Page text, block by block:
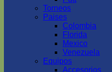
Torneos
Paises
Colombia
Florida
Mexico
Venezuela
Equipos
Accesorios